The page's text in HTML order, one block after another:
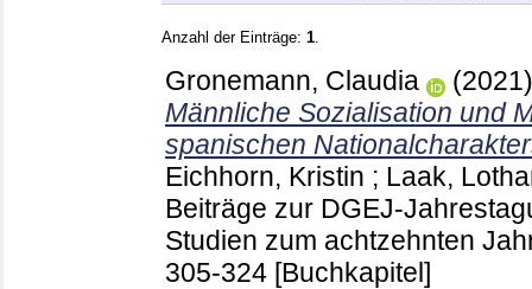
Anzahl der Einträge: 1
Gronemann, Claudia
Männliche Sozialisation und
spanischen
Eichhorn, Kristin ; Laak,
Beiträge zur DGEJ-
Studien zum achtzehnten
305-324 [Buchkapitel]